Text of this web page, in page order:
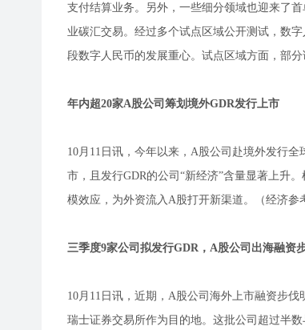
支付结算业务。另外，一些细分领域也迎来了
业碳汇交易。经过多个试点区域公开测试，数
段数字人民币的发展重心。试点区域方面，部
年内超20家A股公司筹划境外GDR发行上市
10月11日讯，今年以来，A股公司赴境外发行
市，且发行GDR的公司“新经济”含量显著上升
模效应，为外资流入A股打开新渠道。（经济参
三季度9家公司拟发行GDR，A股公司出海融资
10月11日讯，近期，A股公司海外上市融资步
瑞士证券交易所作为目的地。这批公司超过半